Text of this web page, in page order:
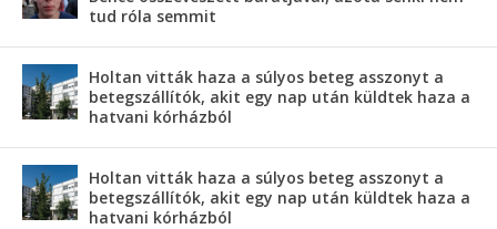
tud róla semmit
Holtan vitták haza a súlyos beteg asszonyt a
betegszállítók, akit egy nap után küldtek haza a
hatvani kórházból
Holtan vitták haza a súlyos beteg asszonyt a
betegszállítók, akit egy nap után küldtek haza a
hatvani kórházból